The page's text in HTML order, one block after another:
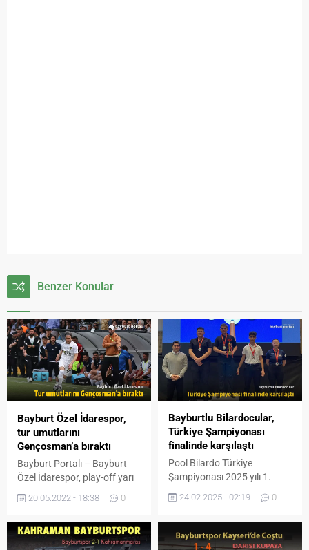
Benzer Konular
Bayburt Özel İdarespor,
tur umutlarını
Gençosman’a bıraktı
Bayburt Portalı – Bayburt
Özel İdarespor, play-off yarı
Bodrumspor’a 3-1 mağlup
çeyrek finalinde 1461
Trabzon FK’yı eleyen
20.05.2022 - 18:38 0
Bayburtlu Bilardocular,
Türkiye Şampiyonası
finalinde karşılaştı
Pool Bilardo Türkiye
Şampiyonası 2025 yılı 1.
kategorileri 10 top
Bayburt Portalı – 2025 Pool
Bilardo Türkiye
24.02.2025 - 02:19 0